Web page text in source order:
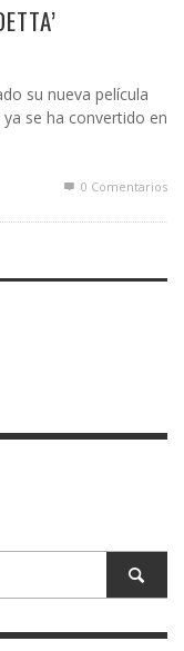
su nueva película
ya se ha convertido en
0 Comentarios